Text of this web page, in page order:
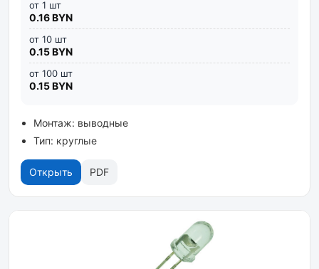
от 1 шт
0.16 BYN
от 10 шт
0.15 BYN
от 100 шт
0.15 BYN
Монтаж: выводные
Тип: круглые
Открыть PDF